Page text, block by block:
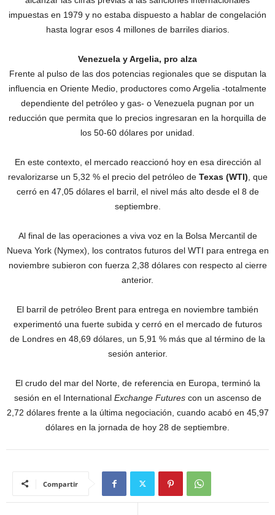
impuestas en 1979 y no estaba dispuesto a hablar de congelación
hasta lograr esos 4 millones de barriles diarios.
Venezuela y Argelia, pro alza
Frente al pulso de las dos potencias regionales que se disputan la
influencia en Oriente Medio, productores como Argelia -totalmente
dependiente del petróleo y gas- o Venezuela pugnan por un
reducción que permita que lo precios ingresaran en la horquilla de
los 50-60 dólares por unidad.
En este contexto, el mercado reaccionó hoy en esa dirección al
revalorizarse un 5,32 % el precio del petróleo de Texas (WTI) , que
cerró en 47,05 dólares el barril, el nivel más alto desde el 8 de
septiembre.
Al final de las operaciones a viva voz en la Bolsa Mercantil de
Nueva York (Nymex), los contratos futuros del WTI para entrega en
noviembre subieron con fuerza 2,38 dólares con respecto al cierre
anterior.
El barril de petróleo Brent para entrega en noviembre también
experimentó una fuerte subida y cerró en el mercado de futuros
de Londres en 48,69 dólares, un 5,91 % más que al término de la
sesión anterior.
El crudo del mar del Norte, de referencia en Europa, terminó la
sesión en el International Exchange Futures con un ascenso de
2,72 dólares frente a la última negociación, cuando acabó en 45,97
dólares en la jornada de hoy 28 de septiembre.
Compartir